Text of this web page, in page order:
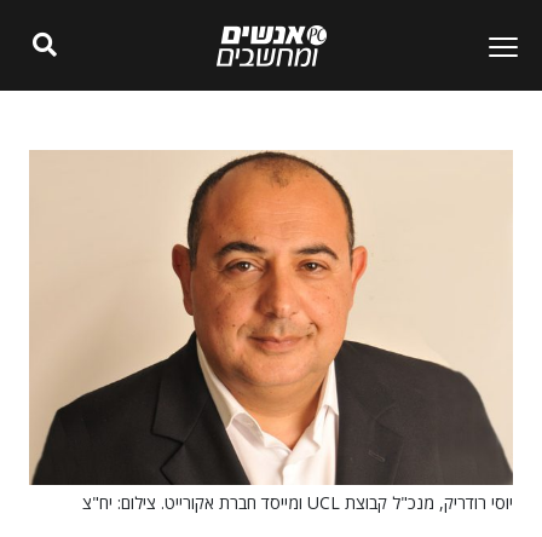
יוסי רודריק, מנכ"ל קבוצת UCL ומייסד חברת אקורייט. צילום: יח"צ